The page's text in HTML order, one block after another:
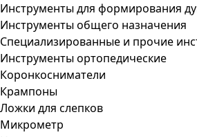
Инструменты для формирования
Инструменты общего назначения
Специализированные и прочие
Инструменты ортопедические
Коронкосниматели
Крампоны
Ложки для слепков
Микрометр